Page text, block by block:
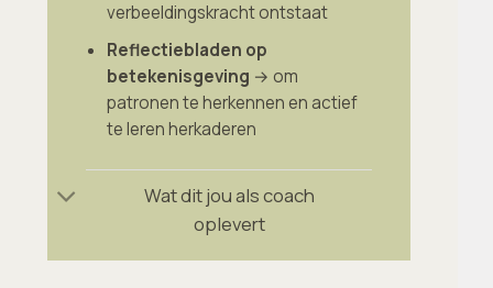
verbeeldingskracht ontstaat
Reflectiebladen op
betekenisgeving → om
patronen te herkennen en actief
te leren herkaderen
Wat dit jou als coach
oplevert